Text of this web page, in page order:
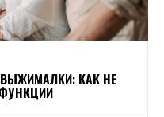
КАК НЕ